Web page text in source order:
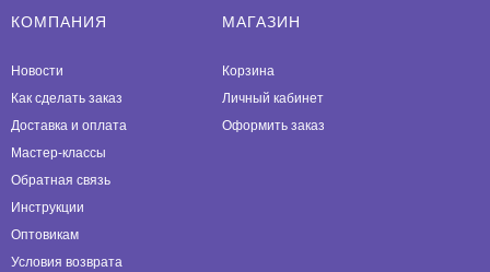
КОМПАНИЯ
Новости
Как сделать заказ
Доставка и оплата
Мастер-классы
Обратная связь
Инструкции
Оптовикам
Условия возврата
МАГАЗИН
Корзина
Личный кабинет
Оформить заказ